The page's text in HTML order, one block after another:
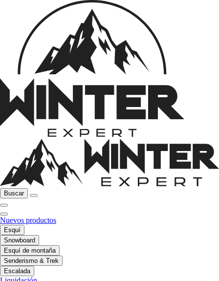
Buscar
Nuevos productos
Esquí
Snowboard
Esquí de montaña
Senderismo & Trek
Escalada